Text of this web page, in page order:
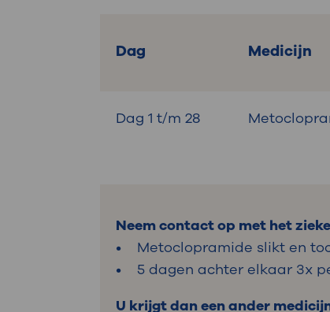
Dag Medicijn
Dag 1 t/m 28
Neem contact op met het
• Metoclopramide slikt en
• 5 dagen achter elkaar 3x
U krijgt dan een ander